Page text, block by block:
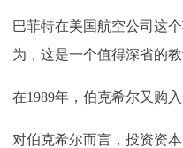
巴菲特在美国航空公司这
为，这是一个值得深省的教
在1989年，伯克希尔又购
对伯克希尔而言，投资资